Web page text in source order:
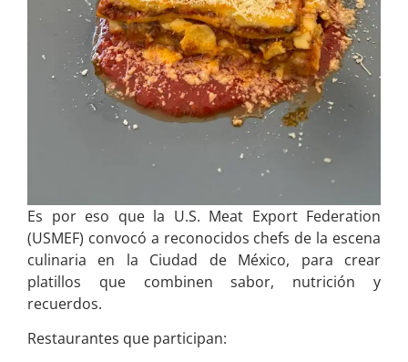
Es por eso que la U.S. Meat Export Federation
(USMEF) convocó a reconocidos chefs de la escena
culinaria en la Ciudad de México, para crear
platillos que combinen sabor, nutrición y
recuerdos.
Restaurantes que participan: